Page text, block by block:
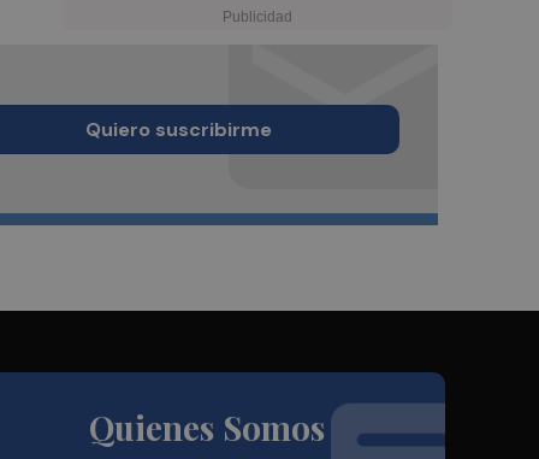
Quiero suscribirme
Quienes Somos